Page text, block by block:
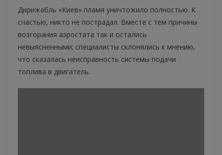
Дирижабль «Киев» пламя уничтожило полностью. К
счастью, никто не пострадал. Вместе с тем причины
возгорания аэростата так и остались
невыясненными; специалисты склонялись к мнению,
что сказалась неисправность системы подачи
топлива в двигатель.